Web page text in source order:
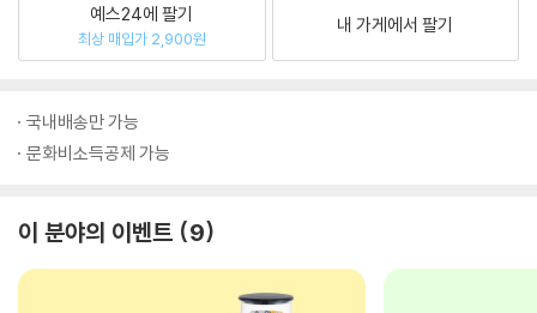
예스24에 팔기
최상 매입가 2,900원
내 가게에서 팔기
국내배송만 가능
문화비소득공제 가능
이 분야의 이벤트 9